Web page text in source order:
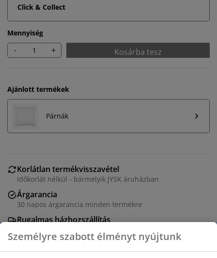
Click & Collect
Mennyiség
- + Kosárba tesz
Ajánlott termékek
Párnák
Korlátlan termékvisszavétel
Időkorlát nélkül - bármelyik JYSK áruházban
Árgarancia
30 napos árgarancia minden termékre
Rugalmas házhozszállítás
Személyre szabott élményt nyújtunk